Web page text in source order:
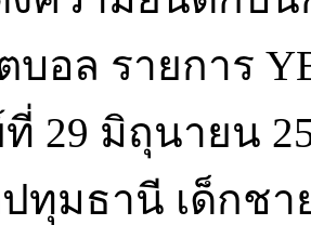
บอล รายการ
29 มิถุนายน
ทุมธานี เด็กช